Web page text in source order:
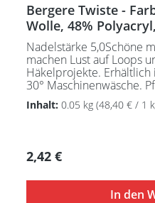
Bergere Twiste -
Wolle, 48%
Nadelstärke 5,0Schöne
machen Lust auf Loops
Häkelprojekte. Erhältlich
30° Maschinenwäsche.
bei 30°C - sehr
nicht schleudern)
Inhalt: 0.05 kg (48,40 € / 1
Regulärer Preis:
2,42 €
In den